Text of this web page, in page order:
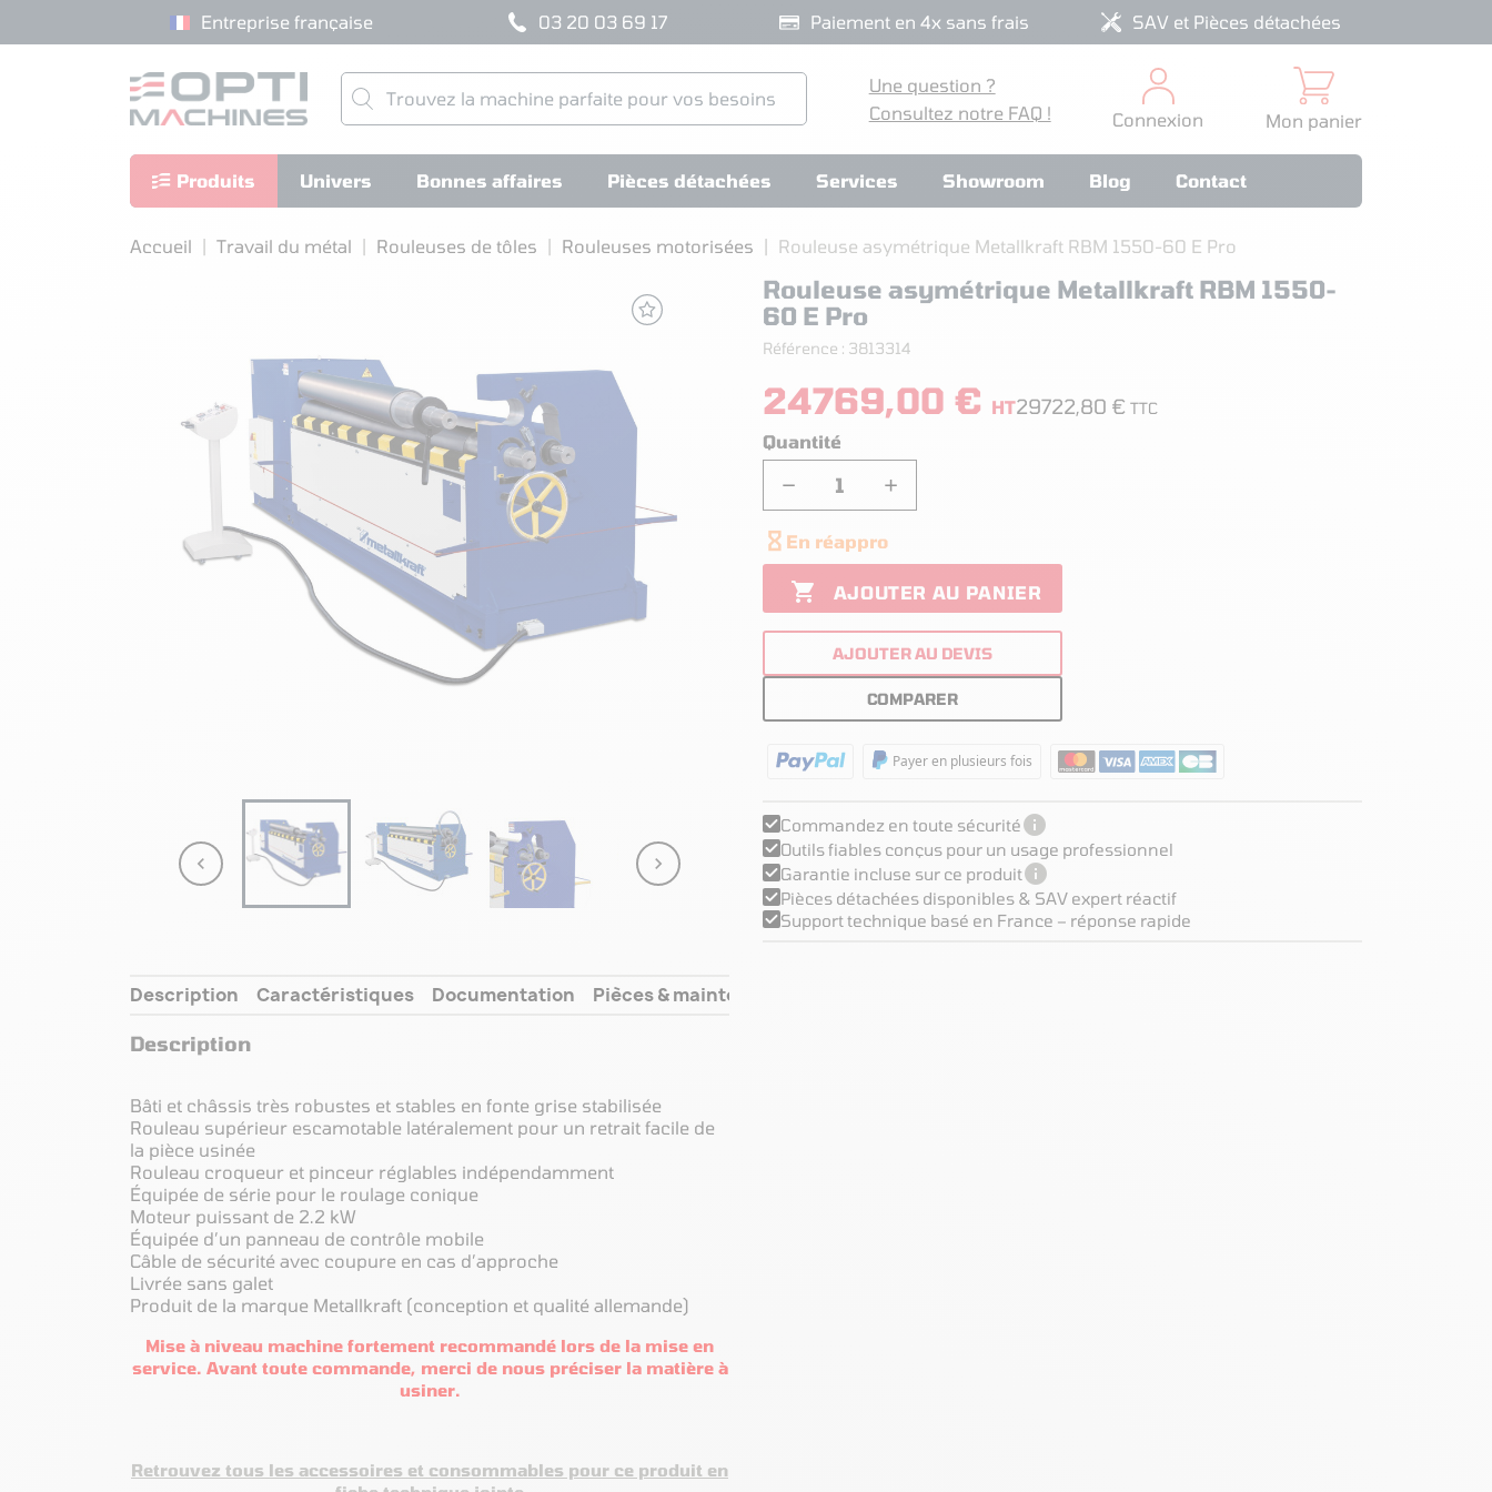
Entreprise française 03 20 03 69 17 Paiement en 4x sans frais SAV et Pièces détachées
Une question ?
Consultez notre FAQ !
Connexion Mon panier
Produits Univers Bonnes affaires Pièces détachées Services Showroom Blog Contact
Accueil Travail du métal Rouleuses de tôles Rouleuses motorisées Rouleuse asymétrique Metallkraft RBM 1550-60 E Pro
 
Description Caractéristiques Documentation
Pièces & maintenance
Description
Bâti et châssis très robustes et stables en fonte grise stabilisée
Rouleau supérieur escamotable latéralement pour un retrait facile de
la pièce usinée
Rouleau croqueur et pinceur réglables indépendamment
Équipée de série pour le roulage conique
Moteur puissant de 2.2 kW
Équipée d’un panneau de contrôle mobile
Câble de sécurité avec coupure en cas d’approche
Livrée sans galet
Produit de la marque Metallkraft (conception et qualité allemande)
Mise à niveau machine fortement recommandé lors de la mise en
service. Avant toute commande, merci de nous préciser la matière à
usiner.
Retrouvez tous les accessoires et consommables pour ce produit en
Rouleuse asymétrique Metallkraft RBM 1550-
60 E Pro
Référence : 3813314
24769,00 € HT29722,80 € TTC
Quantité
− +
 En réappro
 AJOUTER AU PANIER
AJOUTER AU DEVIS
COMPARER
Payer en plusieurs fois
Commandez en toute sécurité
Outils fiables conçus pour un usage professionnel
Garantie incluse sur ce produit
Pièces détachées disponibles & SAV expert réactif
Support technique basé en France – réponse rapide